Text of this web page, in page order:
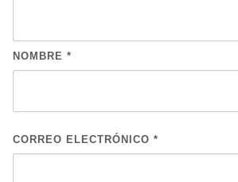
NOMBRE *
CORREO ELECTRÓNICO *